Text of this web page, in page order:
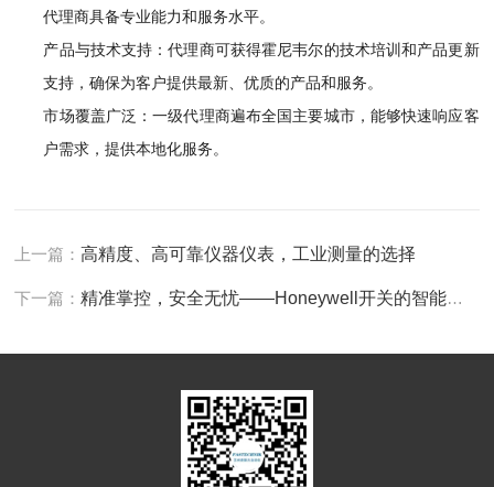
代理商具备专业能力和服务水平。
产品与技术支持：代理商可获得霍尼韦尔的技术培训和产品更新
支持，确保为客户提供最新、优质的产品和服务。
市场覆盖广泛：一级代理商遍布全国主要城市，能够快速响应客
户需求，提供本地化服务。
上一篇：高精度、高可靠仪器仪表，工业测量的选择
下一篇：精准掌控，安全无忧——Honeywell开关的智能守护